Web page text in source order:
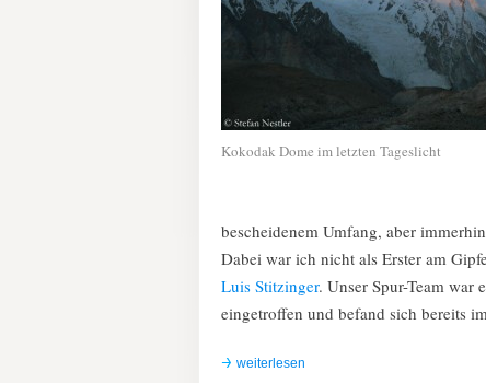
Kokodak Dome im letzten Tageslicht
bescheidenem Umfang, aber
Dabei war ich nicht als Erster am
Luis Stitzinger. Unser Spur-Team war
eingetroffen und befand sich bereits
weiterlesen